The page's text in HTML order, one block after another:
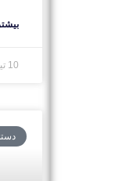
10 تیر 1405